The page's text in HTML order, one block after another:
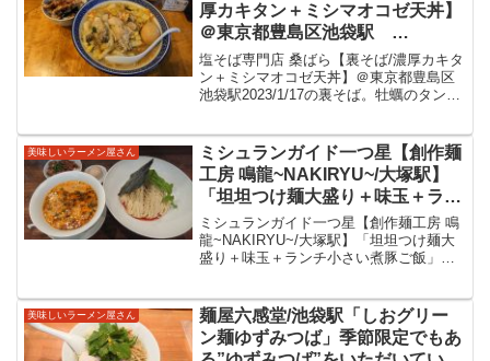
厚カキタン＋ミシマオコゼ天丼】
＠東京都豊島区池袋駅
2023/1/17の裏そば。牡蠣のタン
メンでしたね。白菜など野菜と牡
蠣の旨味が加わる、細い麺の美味
塩そば専門店 桑ばら【裏そば/濃厚カキタ
ン＋ミシマオコゼ天丼】＠東京都豊島区
池袋駅2023/1/17の裏そば。牡蠣のタンメ
いただきました。塩そば専門店桑ばら東
京都豊島区...
美味しいラーメン屋さん
ミシュランガイド一つ星【創作麺
工房 鳴龍~NAKIRYU~/大塚駅】
「坦坦つけ麺大盛り＋味玉＋ラン
チ小さい煮豚ご飯」ベースとなる
スープが美味しいから際立つ坦坦
の味。最後のスープ割まで美味し
ミシュランガイド一つ星【創作麺工房 鳴
龍~NAKIRYU~/大塚駅】「坦坦つけ麺大
盛り＋味玉＋ランチ小さい煮豚ご飯」ベ
一杯をいただいてきました。JR大塚駅か
ら東京メトロ...
美味しいラーメン屋さん
麺屋六感堂/池袋駅「しおグリー
ン麺ゆずみつば」季節限定でもあ